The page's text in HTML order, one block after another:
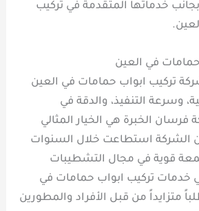
خدماتها المتقدمة في تركيب
في العين
تركيب ابواب حمامات في العين
وسرعة التنفيذ، والدقة في
فرسان الخبرة هي الخيار المثالي
الشركة استطاعت خلال السنوات
قوية في مجال التشطيبات
خدمات تركيب ابواب حمامات في
متزايداً من قبل الأفراد والمطورين